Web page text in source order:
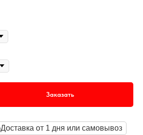
Заказать
Доставка от 1 дня или самовывоз